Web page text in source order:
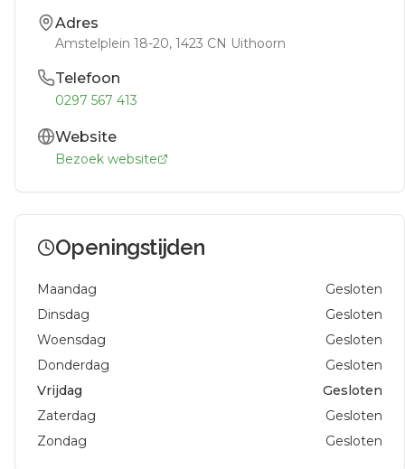
Adres
Amstelplein 18-20, 1423 CN Uithoorn
Telefoon
0297 567 413
Website
Bezoek website
Openingstijden
Maandag
Gesloten
Dinsdag
Gesloten
Woensdag
Gesloten
Donderdag
Gesloten
Vrijdag
Gesloten
Zaterdag
Gesloten
Zondag
Gesloten